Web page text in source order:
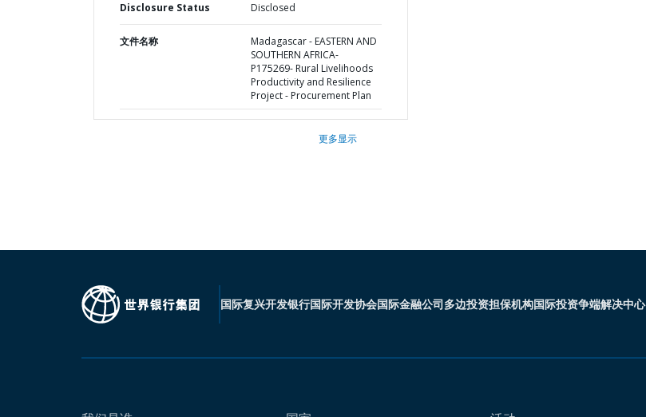
Disclosure Status Disclosed
文件名称
Madagascar - EASTERN AND
SOUTHERN AFRICA-
P175269- Rural Livelihoods
Productivity and Resilience
Project - Procurement Plan
更多显示
国际复兴开发银行国际开发协会国际金融公司多边投资担保机构国际投资争端解决中心